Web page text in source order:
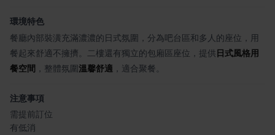
環境特色
餐廳內部裝潢充滿濃濃的日式氛圍，分為吧台區和多人的座位，用
餐起來舒適不擁擠。二樓還有獨立的包廂區座位，提供 日式風格用
餐空間 ，整體氛圍溫馨舒適 ，適合聚餐。
注意事項
需提前訂位
有低消